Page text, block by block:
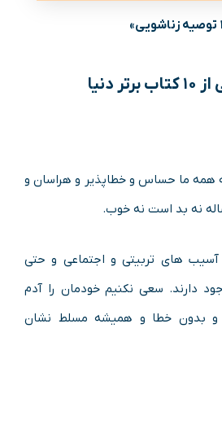
همه ما حساس و خطاپذیر و هراسان و
نه بد است نه خوب.
های تربیتی و اجتماعی و حتی
دارند. سعی نکنیم خودمان را آدم
و بدون خطا و همیشه مسلط نشان